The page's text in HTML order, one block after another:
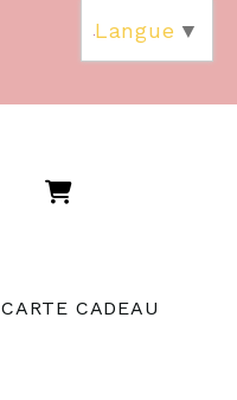
CARTE CADEAU
Langue ▼